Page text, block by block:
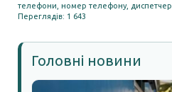
телефони номер телефону, диспетчер
Переглядів: 1 643
Головні новини